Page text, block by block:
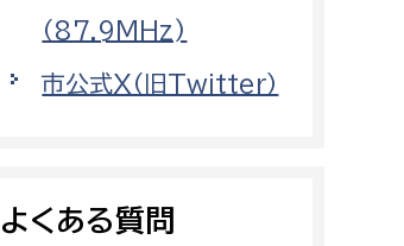
警防計画課
情報司令課
警防第2課
（87.9MHz)
市公式X（旧Twitter）
よくある質問